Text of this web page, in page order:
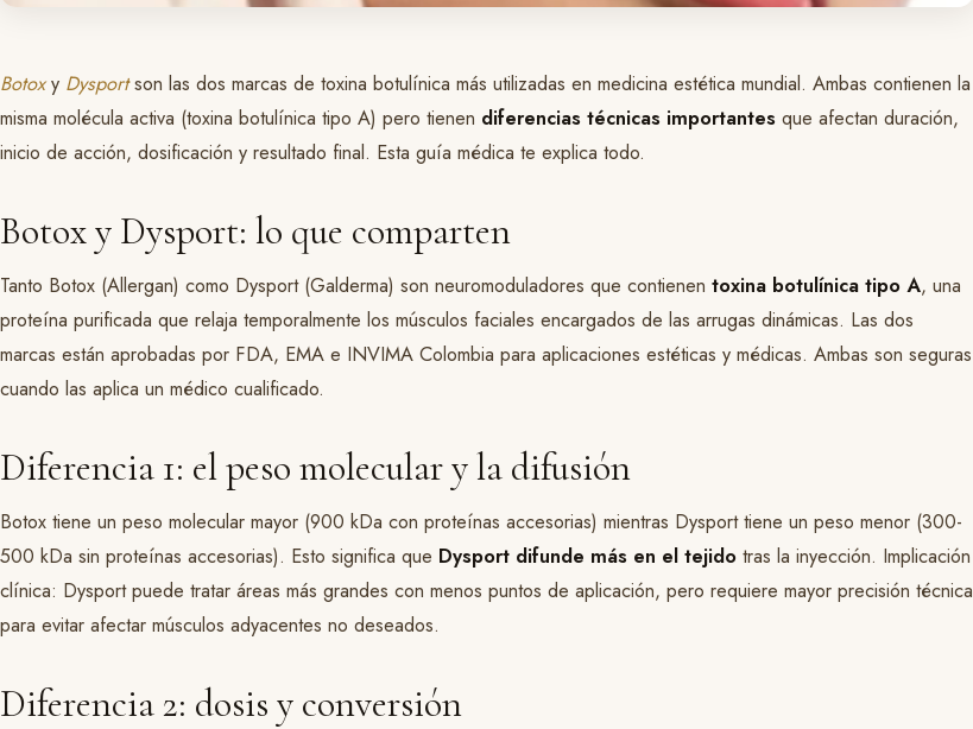
Botoxy Dysportson las dos marcas de toxina botulínica más utilizadas en medicina estética mundial. Ambas contienen la
misma molécula activa (toxina botulínica tipo A) pero tienen diferencias técnicas importantes que afectan duración,
inicio de acción, dosificación y resultado final. Esta guía médica te explica todo.
Botox y Dysport: lo que comparten
Tanto Botox (Allergan) como Dysport (Galderma) son neuromoduladores que contienen toxina botulínica tipo A, una
proteína purificada que relaja temporalmente los músculos faciales encargados de las arrugas dinámicas. Las dos
marcas están aprobadas por FDA, EMA e INVIMA Colombia para aplicaciones estéticas y médicas. Ambas son seguras
cuando las aplica un médico cualificado.
Diferencia 1: el peso molecular y la difusión
Botox tiene un peso molecular mayor (900 kDa con proteínas accesorias) mientras Dysport tiene un peso menor (300-
500 kDa sin proteínas accesorias). Esto significa que Dysport difunde más en el tejido tras la inyección. Implicación
clínica: Dysport puede tratar áreas más grandes con menos puntos de aplicación, pero requiere mayor precisión técnica
para evitar afectar músculos adyacentes no deseados.
Diferencia 2: dosis y conversión